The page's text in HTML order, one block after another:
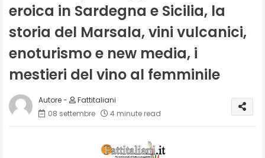
eroica in Sardegna e Sicilia, la
storia del Marsala, vini vulcanici,
enoturismo e new media, i
mestieri del vino al femminile
Fattitaliani
08 settembre
4 minute read